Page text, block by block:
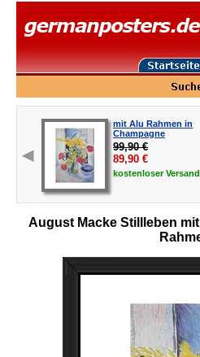
mit Alu Rahmen in
Champagne
99,90 €
89,90 €
kostenloserVersand
August Macke Stillleben